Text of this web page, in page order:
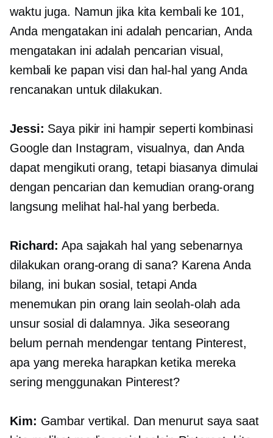
waktu juga. Namun jika kita kembali ke 101,
Anda mengatakan ini adalah pencarian, Anda
mengatakan ini adalah pencarian visual,
kembali ke papan visi dan hal-hal yang Anda
rencanakan untuk dilakukan.
Jessi: Saya pikir ini hampir seperti kombinasi
Google dan Instagram, visualnya, dan Anda
dapat mengikuti orang, tetapi biasanya dimulai
dengan pencarian dan kemudian orang-orang
langsung melihat hal-hal yang berbeda.
Richard: Apa sajakah hal yang sebenarnya
dilakukan orang-orang di sana? Karena Anda
bilang, ini bukan sosial, tetapi Anda
menemukan pin orang lain seolah-olah ada
unsur sosial di dalamnya. Jika seseorang
belum pernah mendengar tentang Pinterest,
apa yang mereka harapkan ketika mereka
sering menggunakan Pinterest?
Kim: Gambar vertikal. Dan menurut saya saat